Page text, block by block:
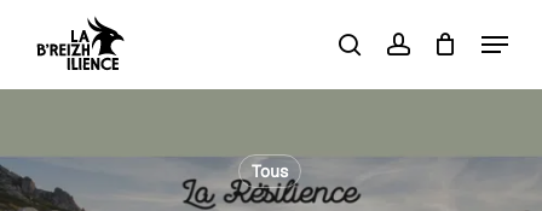
main
searchaccount
Menu
Panier Close
Tous